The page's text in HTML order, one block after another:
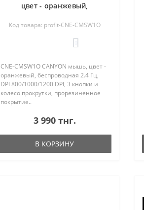
цвет - оранжевый,
800/1000/1200 DPI, 3 кнопки и
колесо прокрутки,
прорезиненное покрытие
Код товара: profit-CNE-CMSW1O
CNE-CMSW1O CANYON мышь, цвет -
оранжевый, беспроводная 2.4 Гц,
DPI 800/1000/1200 DPI, 3 кнопки и
колесо прокрутки, прорезиненное
покрытие..
3 990 тнг.
В КОРЗИНУ